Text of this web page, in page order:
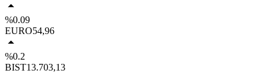
%0.09
EURO54,96
%0.2
BIST13.703,13